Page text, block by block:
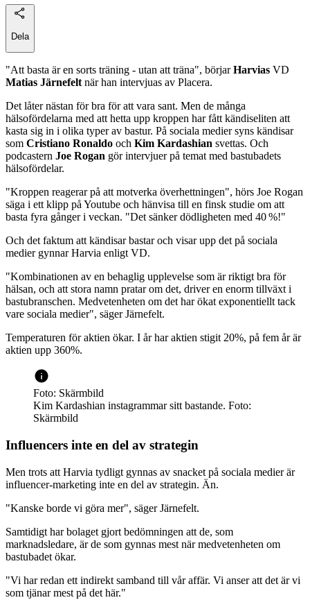
Dela
"Att basta är en sorts träning - utan att träna", börjarHarvias VD
Matias Järnefeltnär han intervjuas av Placera.
Det låter nästan för bra för att vara sant. Men de många
hälsofördelarna med att hetta upp kroppen har fått kändiseliten att
kasta sig in i olika typer av bastur. På sociala medier syns kändisar
som Cristiano Ronaldo och Kim Kardashian svettas. Och
podcastern Joe Rogan gör intervjuer på temat med bastubadets
hälsofördelar.
"Kroppen reagerar på att motverka överhettningen", hörs Joe Rogan
säga i ett klipp på Youtube och hänvisa till en finsk studie om att
basta fyra gånger i veckan. "Det sänker dödligheten med 40 %!"
Och det faktum att kändisar bastar och visar upp det på sociala
medier gynnar Harvia enligt VD.
"Kombinationen av en behaglig upplevelse som är riktigt bra för
hälsan, och att stora namn pratar om det, driver en enorm tillväxt i
bastubranschen. Medvetenheten om det har ökat exponentiellt tack
vare sociala medier", säger Järnefelt.
Temperaturen för aktien ökar. I år har aktien stigit 20%, på fem år är
aktien upp 360%.
Foto: Skärmbild
Kim Kardashian instagrammar sitt bastande. Foto:
Skärmbild
Influencers inte en del av strategin
Men trots att Harvia tydligt gynnas av snacket på sociala medier är
influencer-marketing inte en del av strategin. Än.
"Kanske borde vi göra mer", säger Järnefelt.
Samtidigt har bolaget gjort bedömningen att de, som
marknadsledare, är de som gynnas mest när medvetenheten om
bastubadet ökar.
"Vi har redan ett indirekt samband till vår affär. Vi anser att det är vi
som tjänar mest på det här."